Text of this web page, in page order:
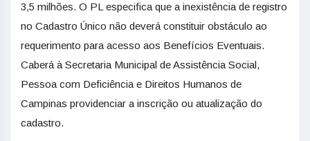
3,5 milhões. O PL especifica que a inexistência de registro
no Cadastro Único não deverá constituir obstáculo ao
requerimento para acesso aos Benefícios Eventuais.
Caberá à Secretaria Municipal de Assistência Social,
Pessoa com Deficiência e Direitos Humanos de
Campinas providenciar a inscrição ou atualização do
cadastro.